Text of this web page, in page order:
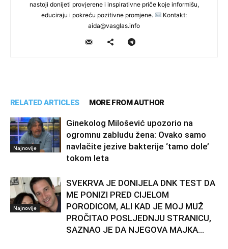
nastoji donijeti provjerene i inspirativne priče koje informišu,
educiraju i pokreću pozitivne promjene.
Kontakt:
aida@vasglas.info
RELATED ARTICLES MORE FROM AUTHOR
Najnovije
Ginekolog Milošević upozorio na
ogromnu zabludu žena: Ovako samo
navlačite jezive bakterije ‘tamo dole’
tokom leta
Najnovije
SVEKRVA JE DONIJELA DNK TEST DA
ME PONIZI PRED CIJELOM
PORODICOM, ALI KAD JE MOJ MUŽ
PROČITAO POSLJEDNJU STRANICU,
SAZNAO JE DA NJEGOVA MAJKA...